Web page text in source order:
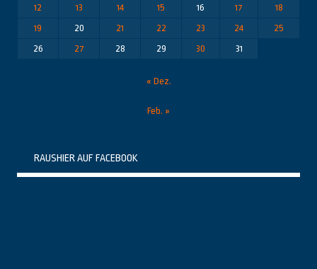
12
13 14 15 16 17
18
19
20 21 22 23 24
25
26
27 28 29 30 31
« Dez.
Feb. »
RAUSHIER AUF FACEBOOK